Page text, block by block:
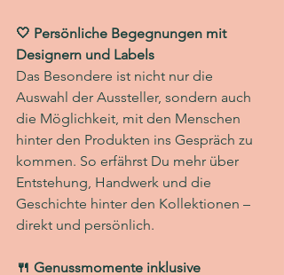
🤍 Persönliche Begegnungen mit
Designern und Labels
Das Besondere ist nicht nur die
Auswahl der Aussteller, sondern auch
die Möglichkeit, mit den Menschen
hinter den Produkten ins Gespräch zu
kommen. So erfährst Du mehr über
Entstehung, Handwerk und die
Geschichte hinter den Kollektionen –
direkt und persönlich.
🍴 Genussmomente inklusive